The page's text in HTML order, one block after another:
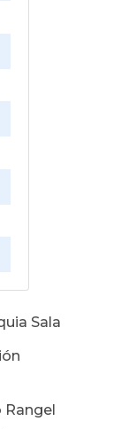
Sala
Rangel